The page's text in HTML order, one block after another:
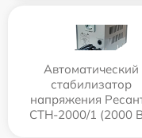
Автоматический
стабилизатор
напряжения
СТН-2000/1 (2000